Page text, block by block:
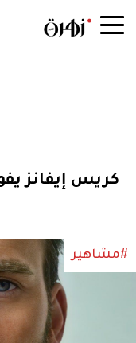
‏كريس إيفانز
#مشاهير